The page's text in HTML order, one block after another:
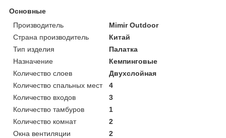
Основные
Производитель
Mimir Outdoor
Страна производитель
Китай
Тип изделия
Палатка
Назначение
Кемпинговые
Количество слоев
Двухслойная
Количество спальных мест
4
Количество входов
3
Количество тамбуров
1
Количество комнат
2
Окна вентиляции
2